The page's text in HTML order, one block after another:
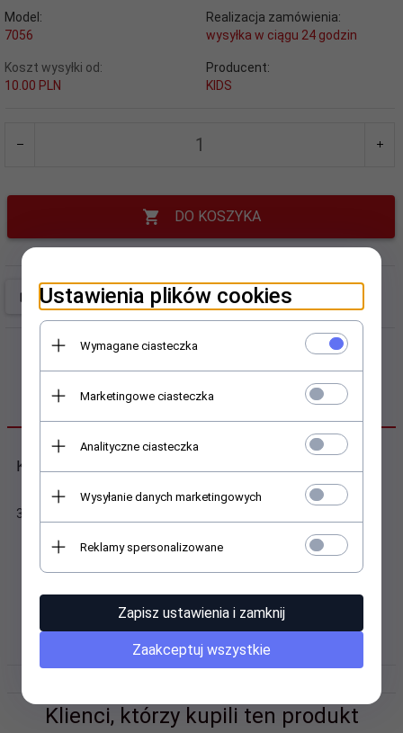
Model:
7056
Realizacja zamówienia:
wysyłka w ciągu 24 godzin
Koszt wysyłki od:
10.00 PLN
Producent:
KIDS
DO KOSZYKA
OPIS PRODUKTU
Kółko do pływania Frozen Kraina Lodu
3 - 6 lat
OPINIE KLIENTÓW
Klienci, którzy kupili ten produkt
Ustawienia plików cookies
Wymagane ciasteczka
Marketingowe ciasteczka
Analityczne ciasteczka
Wysyłanie danych marketingowych
Reklamy spersonalizowane
Zapisz ustawienia i zamknij
Zaakceptuj wszystkie